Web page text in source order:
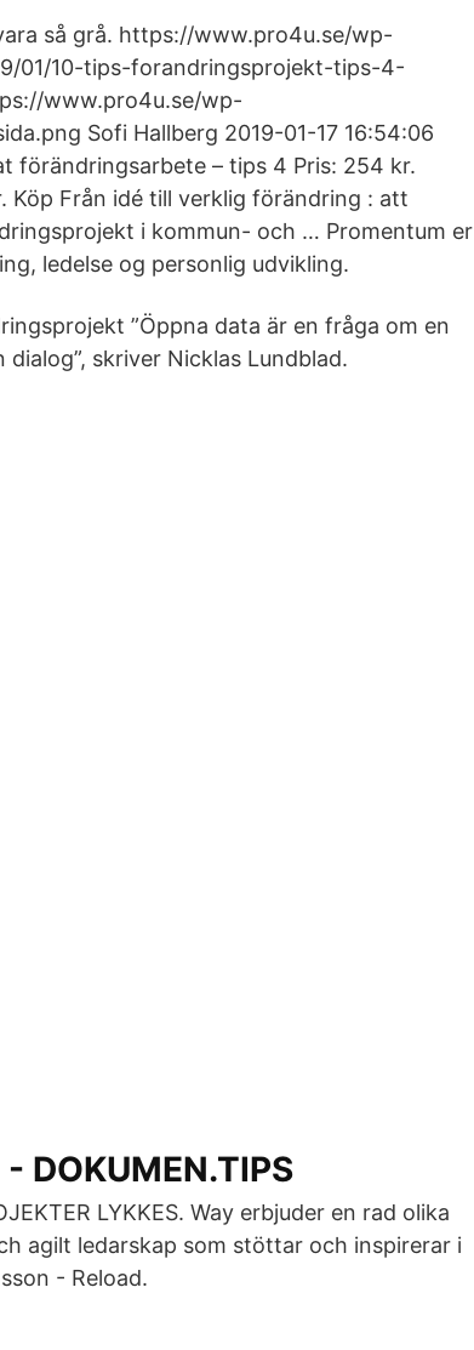
så grå. https://www.pro4u.se/wp-
01/10-tips-forandringsprojekt-tips-4-
www.pro4u.se/wp-
Sofi Hallberg 2019-01-17 16:54:06
förändringsarbete – tips 4 Pris: 254 kr.
Köp Från idé till verklig förändring : att
i kommun- och … Promentum er
ledelse og personlig udvikling.
”Öppna data är en fråga om en
skriver Nicklas Lundblad.
DOKUMEN.TIPS
LYKKES. Way erbjuder en rad olika
agilt ledarskap som stöttar och inspirerar i
- Reload.